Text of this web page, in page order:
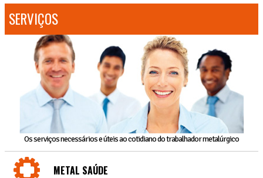
SERVIÇOS
Os serviços necessários e úteis ao cotidiano do trabalhador metalúrgico
METAL SAÚDE